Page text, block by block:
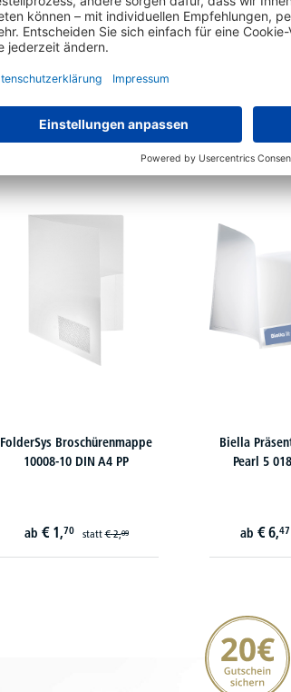
Oxford Angebotsmappe
image basic 100551988 DIN
ab€ 3,41
Biella
Pearl 2
ab€ 4,94
FolderSys Broschürenmappe
10008-10 DIN A4 PP
ab € 1,70 statt€ 2,09
Biella
Pearl 5
ab € 6,47
20€ Gutschein